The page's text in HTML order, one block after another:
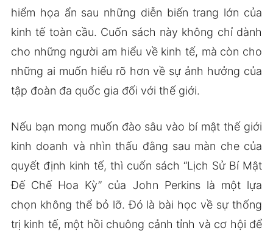
hiểm họa ẩn sau những diễn biến trang lớn của
kinh tế toàn cầu. Cuốn sách này không chỉ dành
cho những người am hiểu về kinh tế, mà còn cho
những ai muốn hiểu rõ hơn về sự ảnh hưởng của
tập đoàn đa quốc gia đối với thế giới.
Nếu bạn mong muốn đào sâu vào bí mật thế giới
kinh doanh và nhìn thấu đằng sau màn che của
quyết định kinh tế, thì cuốn sách “Lịch Sử Bí Mật
Đế Chế Hoa Kỳ” của John Perkins là một lựa
chọn không thể bỏ lỡ. Đó là bài học về sự thống
trị kinh tế, một hồi chuông cảnh tỉnh và cơ hội để